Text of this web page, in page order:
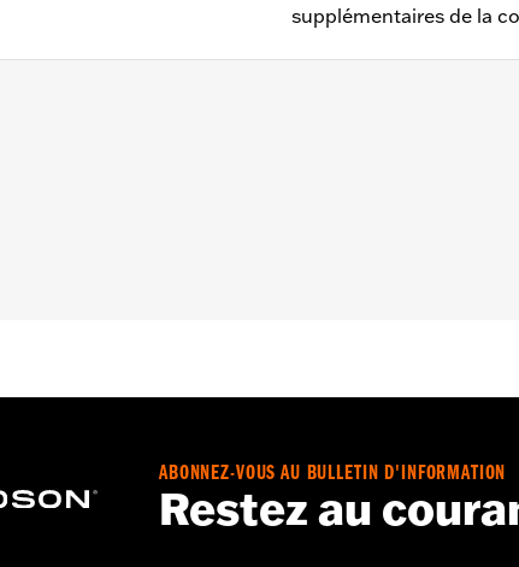
supplémentaires de la
en billette pour commandes avancées, n° de pièce
vous sur le site
ABONNEZ-VOUS AU BULLETIN D'INFORMATION
Restez au